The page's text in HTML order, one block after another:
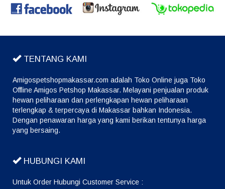
TENTANG KAMI
Amigospetshopmakassar.com adalah Toko Online juga Toko
Offline Amigos Petshop Makassar. Melayani penjualan produk
hewan peliharaan dan perlengkapan hewan peliharaan
terlengkap & terpercaya di Makassar bahkan Indonesia.
Dengan penawaran harga yang kami berikan tentunya harga
yang bersaing.
HUBUNGI KAMI
Untuk Order Hubungi Customer Service :